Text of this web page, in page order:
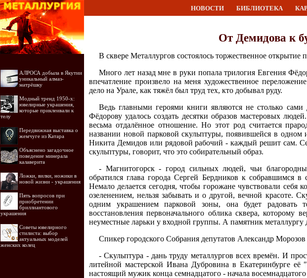
НОВОСТИ БИБЛИОТЕКА
АЛРОСА добыла в Якутии
уникальный алмаз-
матрёшку
Модный тренд 1950-х:
ювелирные украшения,
которые приклеивали к
телу
Передвижная выставка о
жемчуге из Катара
Объяснено загадочное
поведение минерала
калаверита
Ложки, вилки, ножики в
новой жизни - украшения
Пять вопросов при
приобретении
бриллиантового
украшения
Советы ювелирного
стилиста: выбор
актуальных моделей
женских колец
От Демидова к
В сквере Металлургов состоялось торжественное открытие
Много лет назад мне в руки попала трилогия Евгения
впечатление произвело на меня художественное
дело на Урале, как тяжёл был труд тех, кто добывал руду.
Ведь главными героями книги являются не столько
Фёдорову удалось создать десятки образов мастеровых
весьма отдалённое отношение. Но этот род считается
названии новой парковой скульптуры, появившейся в
Никита Демидов или рядовой рабочий - каждый решит сам.
скульптуры, говорит, что это собирательный образ.
- Магнитогорск - город сильных людей, чьи
обратился глава города Сергей Бердников к собравшимся
Немало делается сегодня, чтобы горожане чувствовали
озеленением, нельзя забывать и о другой, вечной красоте.
одним украшением парковой зоны, она будет радовать
восстановления первоначального облика сквера,
неуместные ларьки у входной группы. А памятник
Спикер городского Собрания депутатов Александр
- Скульптура - дань труду металлургов всех времён. И
литейной мастерской Ивана Дубровина в Екатеринбурге
настоящий мужик конца семнадцатого - начала